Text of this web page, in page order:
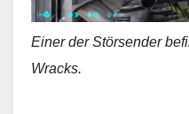
Einer der Störsender
Wracks.